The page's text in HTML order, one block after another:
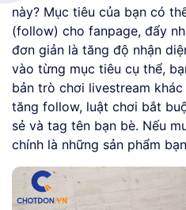
này? Mục tiêu của bạn có
(follow) cho fanpage, đẩy
đơn giản là tăng độ nhận
vào từng mục tiêu cụ thể,
bản trò chơi livestream khác
tăng follow, luật chơi bắt
sẻ và tag tên bạn bè. Nếu
chính là những sản phẩm